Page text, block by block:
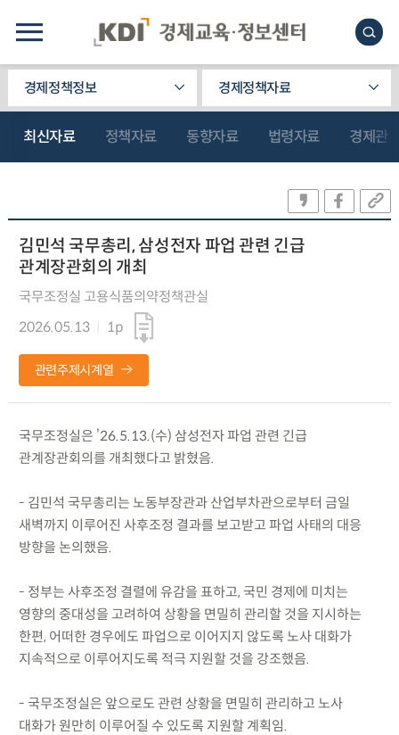
경제정책정보 경제정책자료
최신자료 정책자료 동향자료 법령자료 경제관
김민석 국무총리, 삼성전자 파업 관련 긴급
관계장관회의 개최
국무조정실 고용식품의약정책관실
2026.05.13
1p
관련주제시계열
국무조정실은 ’26.5.13.(수) 삼성전자 파업 관련 긴급
관계장관회의를 개최했다고 밝혔음.
- 김민석 국무총리는 노동부장관과 산업부차관으로부터 금일
새벽까지 이루어진 사후조정 결과를 보고받고 파업 사태의 대응
방향을 논의했음.
- 정부는 사후조정 결렬에 유감을 표하고, 국민 경제에 미치는
영향의 중대성을 고려하여 상황을 면밀히 관리할 것을 지시하는
한편, 어떠한 경우에도 파업으로 이어지지 않도록 노사 대화가
지속적으로 이루어지도록 적극 지원할 것을 강조했음.
- 국무조정실은 앞으로도 관련 상황을 면밀히 관리하고 노사
대화가 원만히 이루어질 수 있도록 지원할 계획임.